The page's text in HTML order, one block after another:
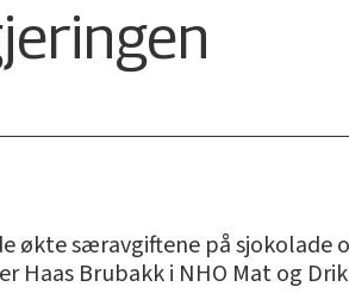
økte særavgiftene på sjokolade
Brubakk i NHO Mat og